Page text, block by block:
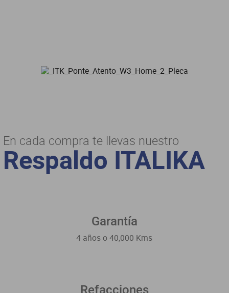
En cada compra te llevas nuestro
Respaldo ITALIKA
Garantía
4 años o 40,000 Kms
Refacciones